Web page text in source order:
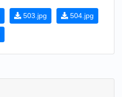
503.jpg 504.jpg